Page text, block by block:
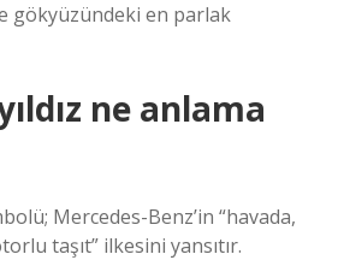
gökyüzündeki en parlak
ne anlama
Mercedes-Benz’in “havada,
taşıt” ilkesini yansıtır.